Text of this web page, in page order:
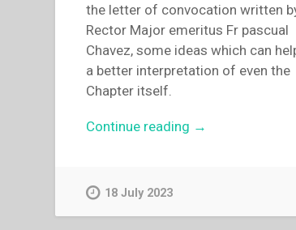
the letter of convocation written
Rector Major emeritus Fr pascual
Chavez, some ideas which can
a better interpretation of even the
Chapter itself.
Continue reading “Capitolo
→
18 July 2023